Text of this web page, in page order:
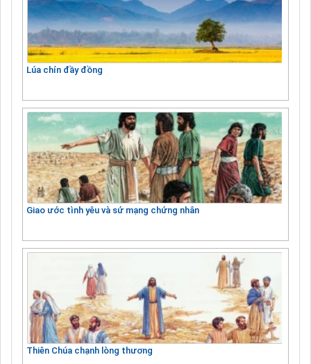
Lúa chín đầy đồng
Giao ước tình yêu và sứ mạng chứng nhân
Thiên Chúa chạnh lòng thương